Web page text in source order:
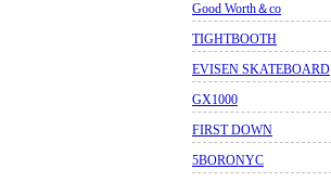
Good Worth＆co
TIGHTBOOTH
EVISEN SKATEBOARD
GX1000
FIRST DOWN
5BORONYC